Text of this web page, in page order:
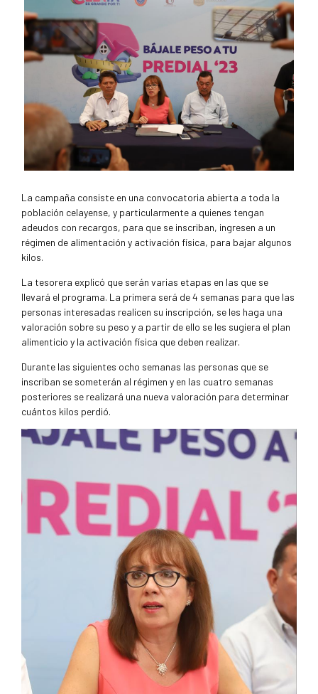
La campaña consiste en una convocatoria abierta a toda la
población celayense, y particularmente a quienes tengan
adeudos con recargos, para que se inscriban, ingresen a un
régimen de alimentación y activación física, para bajar algunos
kilos.
La tesorera explicó que serán varias etapas en las que se
llevará el programa. La primera será de 4 semanas para que las
personas interesadas realicen su inscripción, se les haga una
valoración sobre su peso y a partir de ello se les sugiera el plan
alimenticio y la activación física que deben realizar.
Durante las siguientes ocho semanas las personas que se
inscriban se someterán al régimen y en las cuatro semanas
posteriores se realizará una nueva valoración para determinar
cuántos kilos perdió.